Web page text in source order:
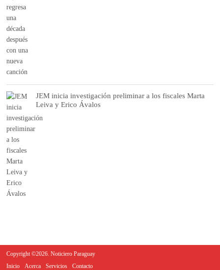
JEM inicia investigación preliminar a los fiscales Marta
Leiva y Erico Ávalos
Copyright ©2026. Noticiero Paraguay
Inicio
Acerca Servicios Contacto